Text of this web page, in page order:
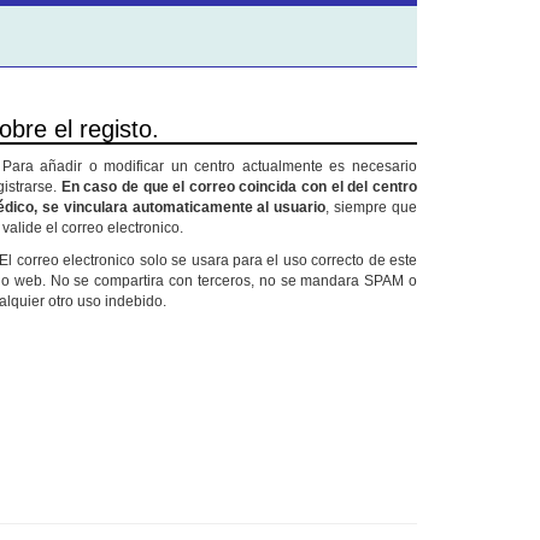
el registo.
añadir o modificar un centro actualmente es necesario
En caso de que el correo coincida con el del centro
se vinculara automaticamente al usuario, siempre que
valide el correo electronico.
correo electronico solo se usara para el uso correcto de este
web. No se compartira con terceros, no se mandara SPAM o
otro uso indebido.